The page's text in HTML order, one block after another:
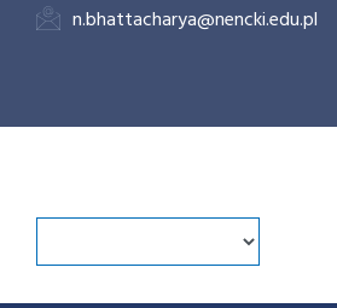
n.bhattacharya@nencki.edu.pl